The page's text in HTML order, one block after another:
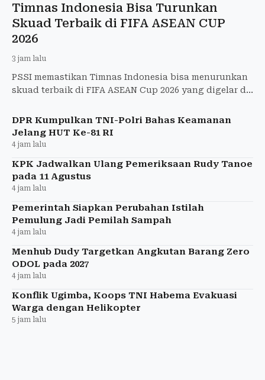
Timnas Indonesia Bisa Turunkan
Skuad Terbaik di FIFA ASEAN CUP
2026
3 jam lalu
PSSI memastikan Timnas Indonesia bisa menurunkan
skuad terbaik di FIFA ASEAN Cup 2026 yang digelar di
DPR Kumpulkan TNI-Polri Bahas Keamanan
Jelang HUT Ke-81 RI
4 jam lalu
KPK Jadwalkan Ulang Pemeriksaan Rudy Tanoe
pada 11 Agustus
4 jam lalu
Pemerintah Siapkan Perubahan Istilah
Pemulung Jadi Pemilah Sampah
4 jam lalu
Menhub Dudy Targetkan Angkutan Barang Zero
ODOL pada 2027
4 jam lalu
Konflik Ugimba, Koops TNI Habema Evakuasi
Warga dengan Helikopter
5 jam lalu